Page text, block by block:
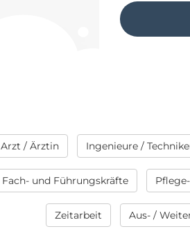
Arzt / Ärztin Ingenieure /
Fach- und Führungskräfte
Zeitarbeit Aus- /